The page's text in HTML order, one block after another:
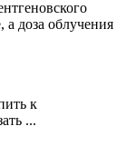
а доза облучения
к
...